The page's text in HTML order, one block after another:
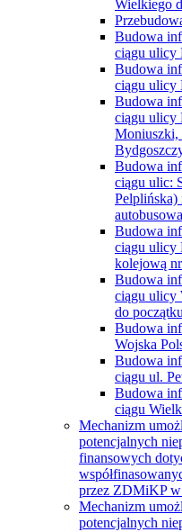
Wielkiego
Budowa
ciągu ulicy
Budowa
ciągu ulicy
Budowa
ciągu ulicy
Moniuszki,
Budowa
ciągu ulic:
Pelplińska)
Budowa
ciągu ulicy
kolejową
Budowa
ciągu ulicy
do
Budowa
Wojska
Budowa
ciągu ul.
Budowa
ciągu
Mechanizm
potencjalnych
finansowych
przez ZDMiKP
Mechanizm
potencjalnych